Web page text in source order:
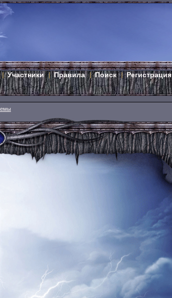
Участники Правила Поиск Регистрация